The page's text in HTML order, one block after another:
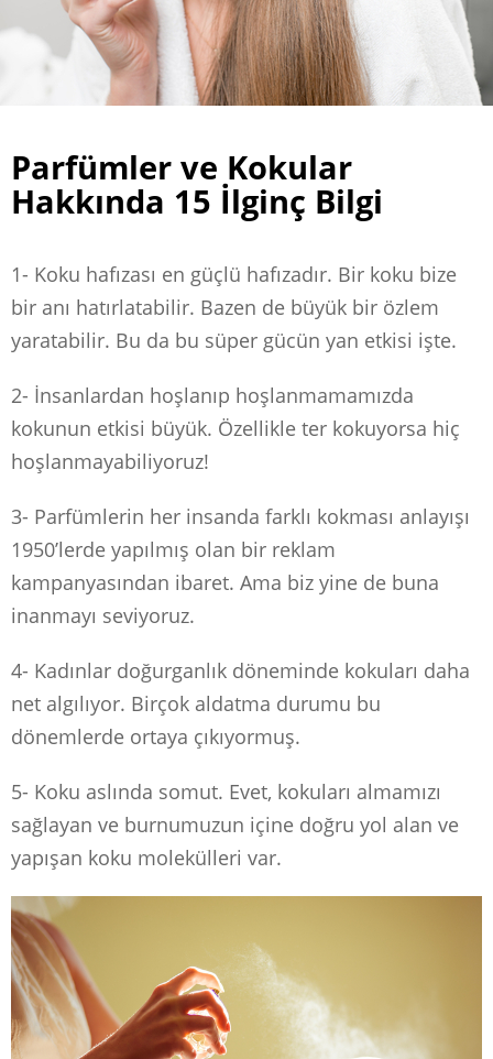
Parfümler ve Kokular
Hakkında 15 İlginç Bilgi
1- Koku hafızası en güçlü hafızadır. Bir koku bize
bir anı hatırlatabilir. Bazen de büyük bir özlem
yaratabilir. Bu da bu süper gücün yan etkisi işte.
2- İnsanlardan hoşlanıp hoşlanmamamızda
kokunun etkisi büyük. Özellikle ter kokuyorsa hiç
hoşlanmayabiliyoruz!
3- Parfümlerin her insanda farklı kokması anlayışı
1950’lerde yapılmış olan bir reklam
kampanyasından ibaret. Ama biz yine de buna
inanmayı seviyoruz.
4- Kadınlar doğurganlık döneminde kokuları daha
net algılıyor. Birçok aldatma durumu bu
dönemlerde ortaya çıkıyormuş.
5- Koku aslında somut. Evet, kokuları almamızı
sağlayan ve burnumuzun içine doğru yol alan ve
yapışan koku molekülleri var.